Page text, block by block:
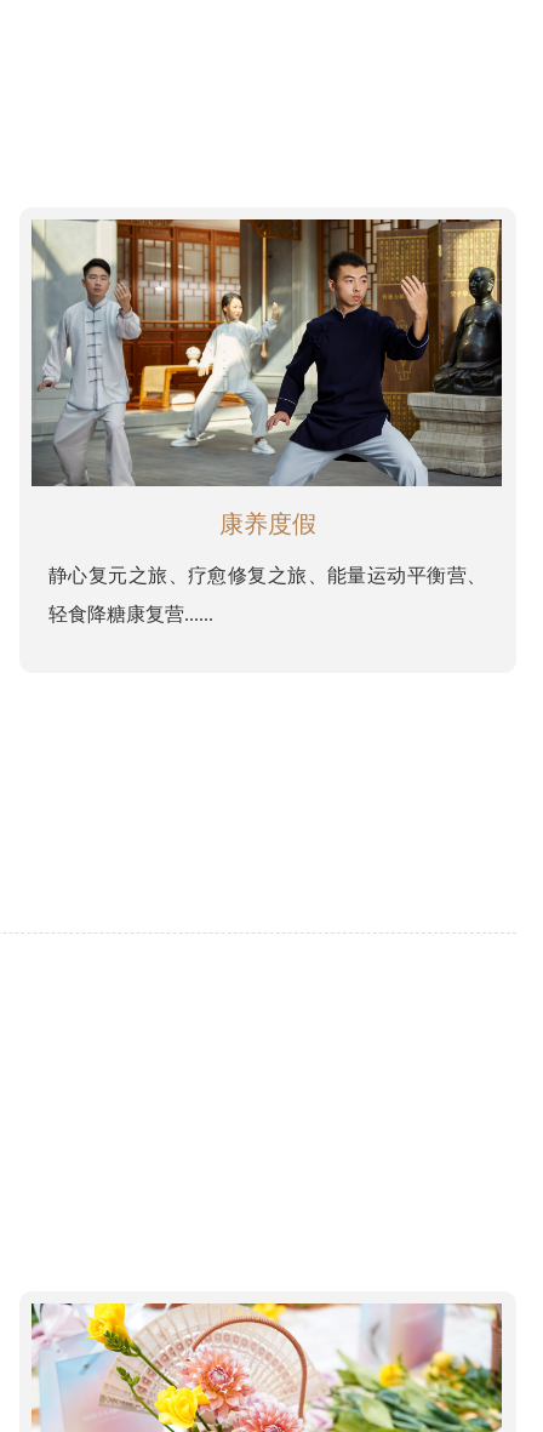
康养度假
静心复元之旅、疗愈修复之旅、能量运动平衡营、
轻食降糖康复营......